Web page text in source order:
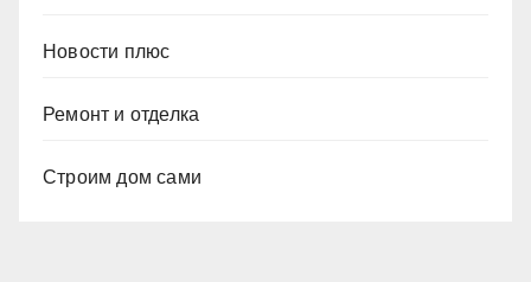
Новости плюс
Ремонт и отделка
Строим дом сами